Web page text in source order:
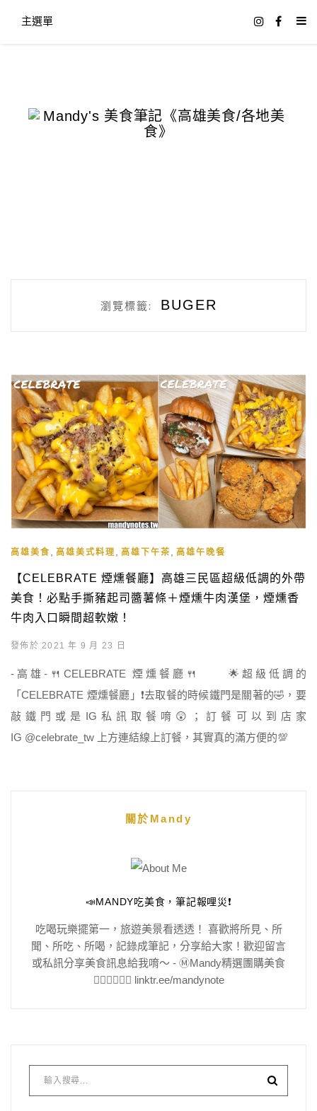
主選單
瀏覽標籤: BUGER
高雄美食 , 高雄美式料理 , 高雄下午茶 , 高雄午晚餐
【CELEBRATE 煙燻餐廳】高雄三民區超級低調的外帶
美食！必點手撕豬起司醬薯條＋煙燻牛肉漢堡，煙燻香
牛肉入口瞬間超軟嫩！
發佈於 2021 年 9 月 23 日
-高雄-🍴CELEBRATE 煙燻餐廳🍴 🌟超級低調的
「CELEBRATE 煙燻餐廳」❗️去取餐的時候鐵門是關著的🤣，要
敲鐵門或是IG私訊取餐唷😲；訂餐可以到店家
IG @celebrate_tw 上方連結線上訂餐，其實真的滿方便的💯
關於Mandy
📣MANDY吃美食，筆記報哩災❗️
吃喝玩樂擺第一，旅遊美景看透透！ 喜歡將所見、所
聞、所吃、所喝，記錄成筆記，分享給大家！歡迎留言
或私訊分享美食訊息給我唷～ - Ⓜ️Mandy精選團購美食
👇🏻👇🏻👇🏻 linktr.ee/mandynote